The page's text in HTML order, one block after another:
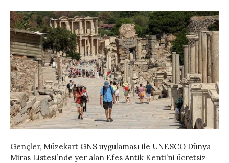
Gençler, Müzekart GNS uygulaması ile UNESCO Dünya
Miras Listesi’nde yer alan Efes Antik Kenti’ni ücretsiz